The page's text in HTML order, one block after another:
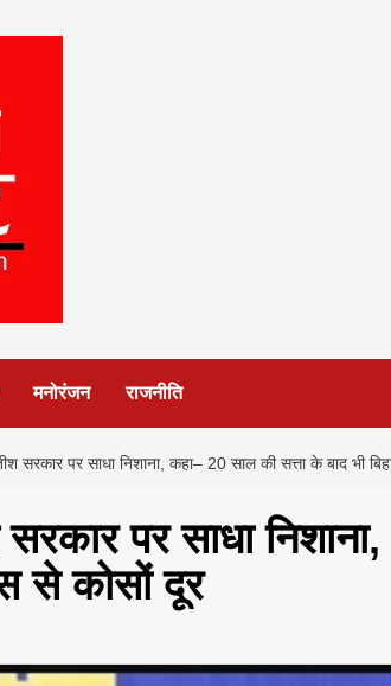
मनोरंजन राजनीति
सरकार पर साधा निशाना, कहा– 20 साल की सत्ता के बाद भी
पर साधा
से कोसों दूर